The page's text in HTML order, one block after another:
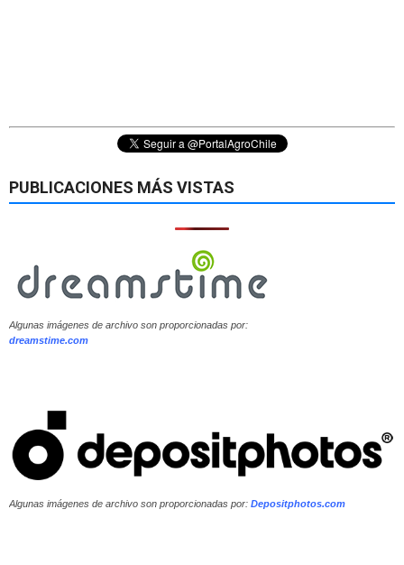
PUBLICACIONES MÁS VISTAS
Algunas imágenes de archivo son proporcionadas por:
dreamstime.com
Algunas imágenes de archivo son proporcionadas por: Depositphotos.com